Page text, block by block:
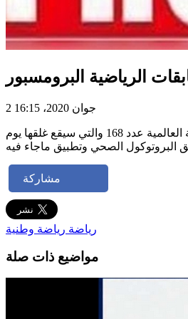
الرياضية البرومسبور
2 جوان 2020، 16:15
اعلنت شركة النهوض بالرياضة في بلاغ لها عن إستئناف نشاط المسابقات الرياضية البرومسبور بداية من يوم الإثنين 01 جوان 2020. وسيكون ذلك من خلال فتح المسابقة العالمية عدد 168 والتي سيقع غلقها يوم
مشاركة
رياضة رياضة وطنية
مواضيع ذات صلة